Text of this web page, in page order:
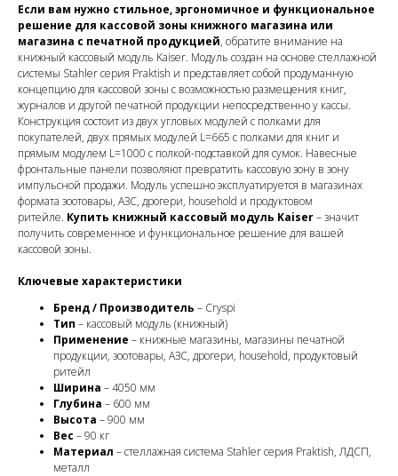
Если вам нужно стильное, эргономичное и функциональное
решение для кассовой зоны книжного магазина или
магазина с печатной продукцией, обратите внимание на
книжный кассовый модуль Kaiser. Модуль создан на основе стеллажной
системы Stahler серия Praktish и представляет собой продуманную
концепцию для кассовой зоны с возможностью размещения книг,
журналов и другой печатной продукции непосредственно у кассы.
Конструкция состоит из двух угловых модулей с полками для
покупателей, двух прямых модулей L=665 с полками для книг и
прямым модулем L=1000 с полкой-подставкой для сумок. Навесные
фронтальные панели позволяют превратить кассовую зону в зону
импульсной продажи. Модуль успешно эксплуатируется в магазинах
формата зоотовары, АЗС, дрогери, household и продуктовом
ритейле. Купить книжный кассовый модуль Kaiser– значит
получить современное и функциональное решение для вашей
кассовой зоны.
Ключевые характеристики
Бренд / Производитель – Cryspi
Тип – кассовый модуль (книжный)
Применение – книжные магазины, магазины печатной
продукции, зоотовары, АЗС, дрогери, household, продуктовый
ритейл
Ширина – 4050 мм
Глубина – 600 мм
Высота – 900 мм
Вес – 90 кг
Материал – стеллажная система Stahler серия Praktish, ЛДСП,
металл